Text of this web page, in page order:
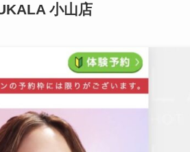
小山店